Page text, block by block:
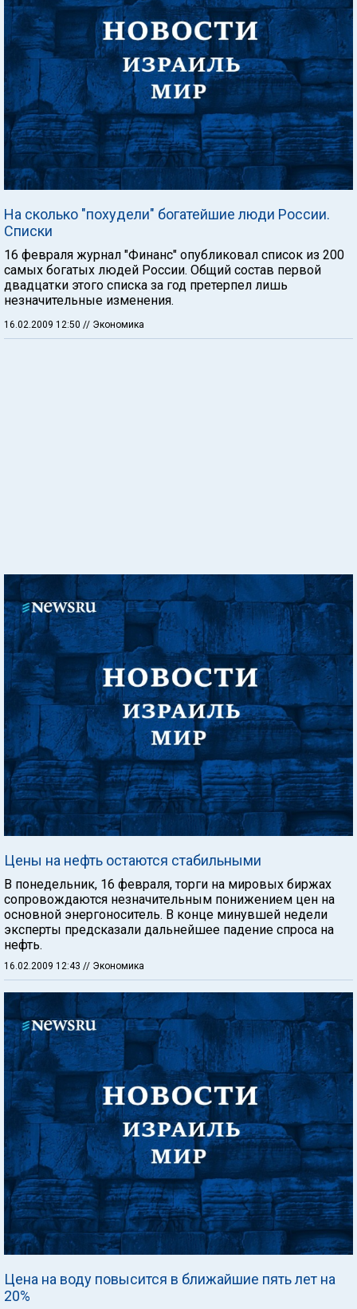
На сколько "похудели" богатейшие люди России.
Списки
16 февраля журнал "Финанс" опубликовал список из 200
самых богатых людей России. Общий состав первой
двадцатки этого списка за год претерпел лишь
незначительные изменения.
16.02.2009 12:50 // Экономика
Цены на нефть остаются стабильными
В понедельник, 16 февраля, торги на мировых биржах
сопровождаются незначительным понижением цен на
основной энергоноситель. В конце минувшей недели
эксперты предсказали дальнейшее падение спроса на
нефть.
16.02.2009 12:43 // Экономика
Цена на воду повысится в ближайшие пять лет на
20%